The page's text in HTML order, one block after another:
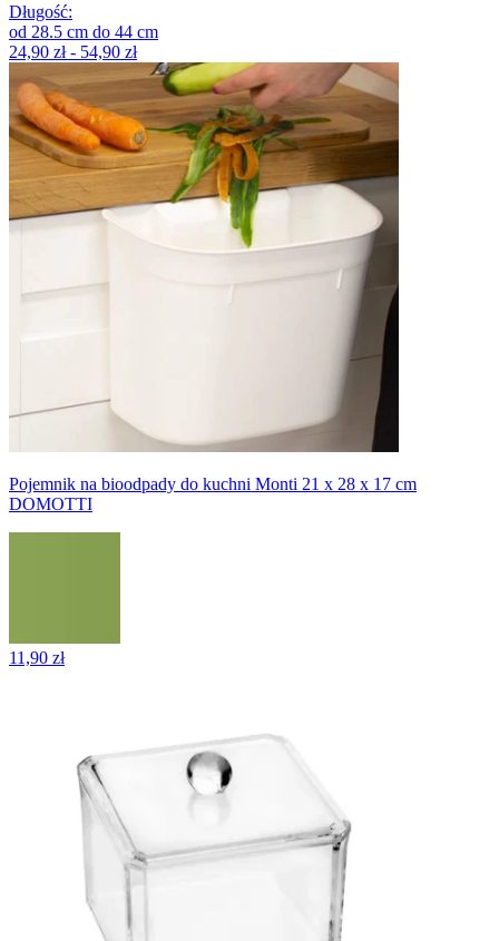
Długość:
od 28.5 cm do 44 cm
24,90 zł - 54,90 zł
Pojemnik na bioodpady do kuchni Monti 21 x 28 x 17 cm
DOMOTTI
11,90 zł